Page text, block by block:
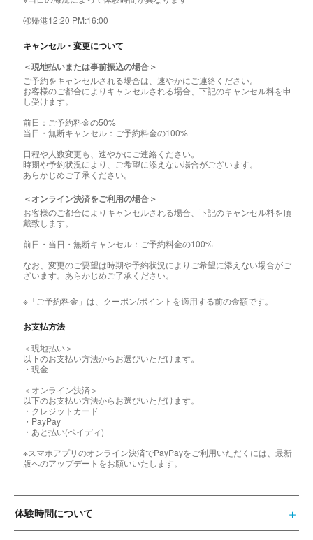
④帰港12:20 PM:16:00
キャンセル・変更について
＜現地払いまたは事前振込の場合＞
ご予約をキャンセルされる場合は、速やかにご連絡ください。
お客様のご都合によりキャンセルされる場合、下記のキャンセル料を申
し受けます。
前日：ご予約料金の50%
当日・無断キャンセル：ご予約料金の100%
日程や人数変更も、速やかにご連絡ください。
時期や予約状況により、ご希望に添えない場合がございます。
あらかじめご了承ください。
＜オンライン決済をご利用の場合＞
お客様のご都合によりキャンセルされる場合、下記のキャンセル料を頂
戴致します。
前日・当日・無断キャンセル：ご予約料金の100%
なお、変更のご要望は時期や予約状況によりご希望に添えない場合がご
ざいます。あらかじめご了承ください。
※「ご予約料金」は、クーポン/ポイントを適用する前の金額です。
お支払方法
＜現地払い＞
以下のお支払い方法からお選びいただけます。
・現金
＜オンライン決済＞
以下のお支払い方法からお選びいただけます。
・クレジットカード
・PayPay
・あと払い(ペイディ)
※スマホアプリのオンライン決済でPayPayをご利用いただくには、最新
版へのアップデートをお願いいたします。
体験時間について